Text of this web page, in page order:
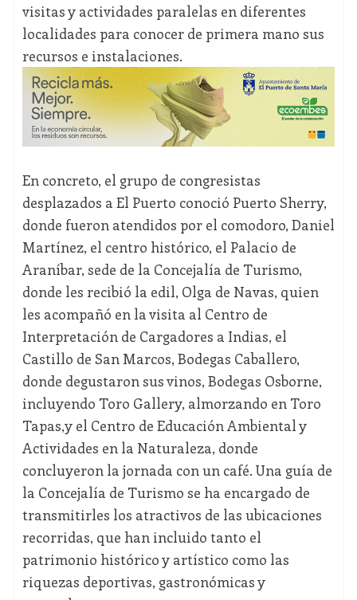
visitas y actividades paralelas en diferentes
localidades para conocer de primera mano sus
recursos e instalaciones.
En concreto, el grupo de congresistas
desplazados a El Puerto conoció Puerto Sherry,
donde fueron atendidos por el comodoro, Daniel
Martínez, el centro histórico, el Palacio de
Araníbar, sede de la Concejalía de Turismo,
donde les recibió la edil, Olga de Navas, quien
les acompañó en la visita al Centro de
Interpretación de Cargadores a Indias, el
Castillo de San Marcos, Bodegas Caballero,
donde degustaron sus vinos, Bodegas Osborne,
incluyendo Toro Gallery, almorzando en Toro
Tapas,y el Centro de Educación Ambiental y
Actividades en la Naturaleza, donde
concluyeron la jornada con un café. Una guía de
la Concejalía de Turismo se ha encargado de
transmitirles los atractivos de las ubicaciones
recorridas, que han incluido tanto el
patrimonio histórico y artístico como las
riquezas deportivas, gastronómicas y